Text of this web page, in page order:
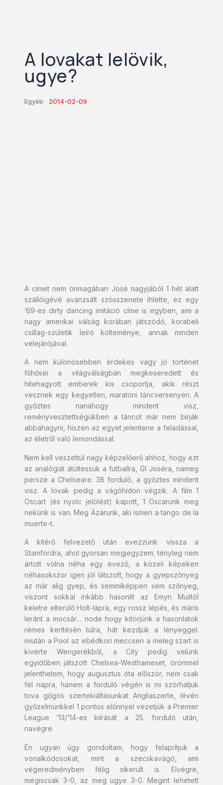
A lovakat lelövik,
ugye?
Egyéb 2014-02-09
A címet nem önmagában José nagyjából 1 hét alatt
szállóigévé avanzsált szösszenete ihlette, ez egy
’69-es dirty dancing imitáció címe is egyben, ami a
nagy amerikai válság korában játszódó, korabeli
csillag-születik leíró költeménye, annak minden
velejárójával.
A nem különösebben érdekes vagy jó történet
főhősei a világválságban megkeseredett és
hitehagyott emberek kis csoportja, akik részt
vesznek egy kegyetlen, maratoni táncversenyen. A
győztes nanáhogy mindent visz,
reményvesztettségükben a táncot már nem bírják
abbahagyni, hiszen az egyet jelentene a feladással,
az életről való lemondással.
Nem kell veszettül nagy képzelőerő ahhoz, hogy ezt
az analógiát átültessük a futballra, GI Joséra, nameg
persze a Chelseare. 38 forduló, a győztes mindent
visz. A lovak pedig a vágóhídon végzik. A film 1
Oscart (és nyolc jelölést) kapott, 1 Oscarunk meg
nekünk is van. Meg Ázárunk, aki ismeri a tango de la
muerte-t.
A kitérő felvezető után evezzünk vissza a
Stamfordra, ahol gyorsan megjegyzem, tényleg nem
ártott volna néha egy evező, a közeli képeken
néhasokszor igen jól látszott, hogy a gyepszőnyeg
az már alig gyep, és semmiképpen sem szőnyeg,
viszont sokkal inkább hasonlít az Emyn Muiltól
keletre elterülő Holt-lápra, egy rossz lépés, és máris
leránt a mocsár… node hogy kitörjünk a hasonlatok
rémes kerítésén túlra, hát kezdjük a lényeggel:
miután a Pool az ebédkori meccsen a meleg szart is
kiverte Wengerékből, a City pedig velünk
egyidőben játszott Chelsea-Westhameset, örömmel
jelenthetem, hogy augusztus óta először, nem csak
fél napra, hanem a forduló végén is mi szórhatjuk
tova gőgös szertekiáltásunkat Angliaszerte, lévén
győzelmünkkel 1 pontos előnnyel vezetjük a Premier
League ’13/’14-es kiírását a 25. forduló után,
navégre.
Én ugyan úgy gondoltam, hogy felaprítjuk a
vonalkódosokat, mint a szecskavágó, ami
végeredményben félig sikerült is. Elvégre,
mégiscsak 3-0, az meg ugye 3-0. Megint lehetett